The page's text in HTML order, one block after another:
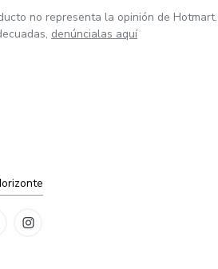
no representa la opinión de Hotmart.
denúncialas aquí